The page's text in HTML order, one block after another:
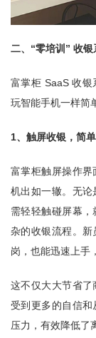
二、“零培训” 收
富掌柜 SaaS 收银
玩智能手机一样简
1、触屏收银，简
富掌柜触屏操作
机出如一辙。无论
需轻轻触碰屏幕
杂的收银流程。新
岗，也能迅速上手
这不仅大大节省
受到更多的自信和
压力，有效降低了